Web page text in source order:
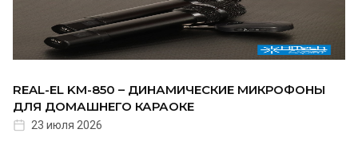
REAL-EL KM-850 – ДИНАМИЧЕСКИЕ МИКРОФОНЫ
ДЛЯ ДОМАШНЕГО КАРАОКЕ
23 июля 2026